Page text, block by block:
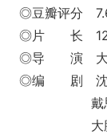
◎豆瓣评分
◎片 长
◎导 演 大鹏
◎编 剧 沈雨
戴思奥
大鹏